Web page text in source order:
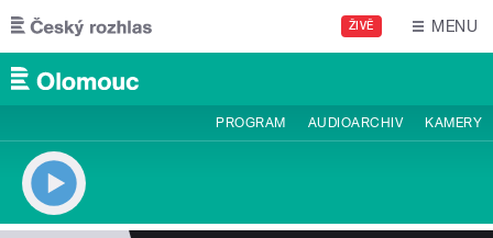
Přejít k hlavnímu obsahu
ŽIVĚ MENU
PROGRAM AUDIOARCHIV KAMERY